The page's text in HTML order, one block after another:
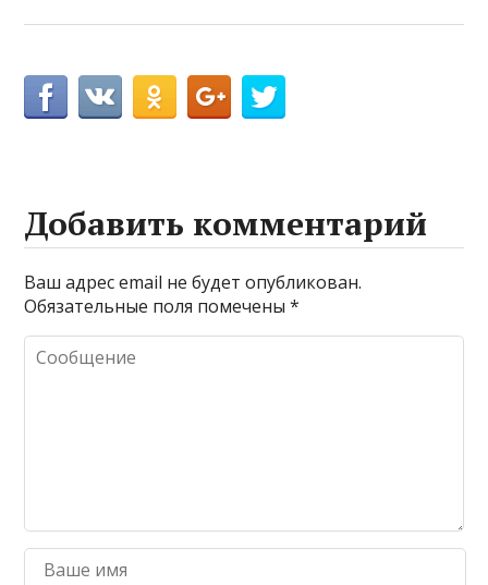
Добавить комментарий
Ваш адрес email не будет опубликован.
Обязательные поля помечены*